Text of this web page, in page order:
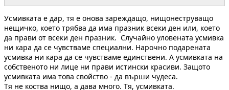
Усмивката е дар, тя е онова зареждащо, нищонеструващо
нещичко, което трябва да има празник всеки ден или, което
да прави от всеки ден празник. Случайно уловената усмивка
ни кара да се чувстваме специални. Нарочно подарената
усмивка ни кара да се чувстваме единствени. А усмивката на
собственото ни лице ни прави истински красиви. Защото
усмивката има това свойство - да върши чудеса.
Тя не коства нищо, а дава много. Тя, усмивката.